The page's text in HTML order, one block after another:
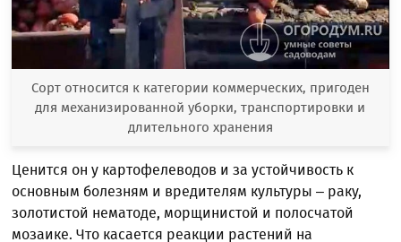
Сорт относится к категории коммерческих, пригоден
для механизированной уборки, транспортировки и
длительного хранения
Ценится он у картофелеводов и за устойчивость к
основным болезням и вредителям культуры – раку,
золотистой нематоде, морщинистой и полосчатой
мозаике. Что касается реакции растений на